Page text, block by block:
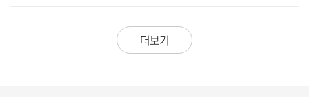
더보기